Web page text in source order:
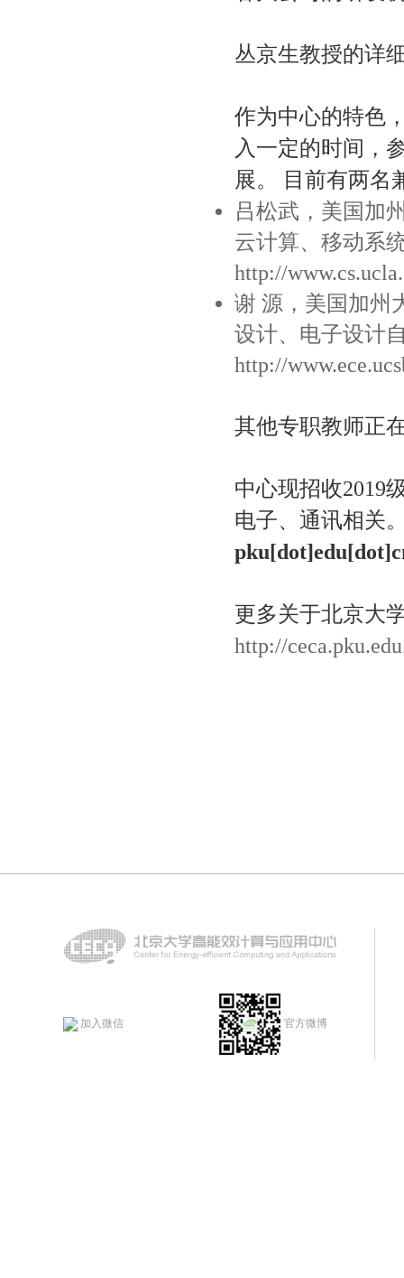
丛京生教授的详
作为中心的特色
入一定的时间，
展。 目前有两名
吕松武，美国加
云计算、移动系
http://
谢 源，美国加州
设计、电子设计
http://
其他专职教师正
中心现招收2019
电子、通讯相关
更多关于北京大
http://
加入微信 官方微博